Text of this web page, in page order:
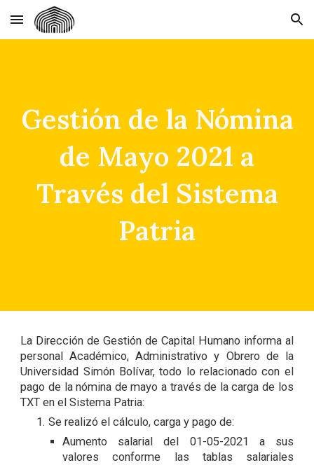
Skip to main content Skip to navigation
Gestión de la Nómina
de Mayo 2021 a
Través del Sistema
Patria
La Dirección de Gestión de Capital Humano informa al
personal Académico, Administrativo y Obrero de la
Universidad Simón Bolívar, todo lo relacionado con el
pago de la nómina de mayo a través de la carga de los
TXT en el Sistema Patria:
Se realizó el cálculo, carga y pago de:
Aumento salarial del 01-05-2021 a sus
valores conforme las tablas salariales